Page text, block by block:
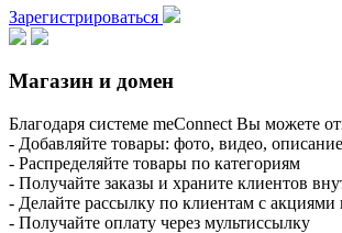
Зарегистрироваться
Магазин и домен
Благодаря системе meConnect Вы можете
- Добавляйте товары: фото, видео,
- Распределяйте товары по категориям
- Получайте заказы и храните клиентов
- Делайте рассылку по клиентам с акциями
- Получайте оплату через мультиссылку